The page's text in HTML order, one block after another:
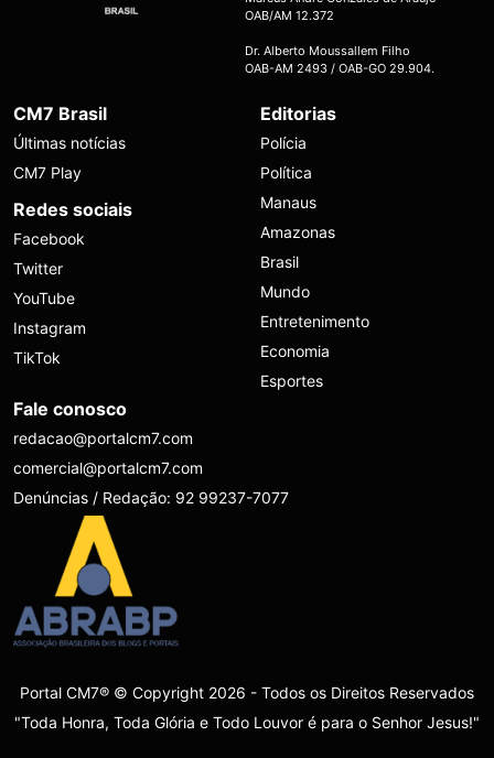
OAB/AM 12.372
Dr. Alberto Moussallem Filho
OAB-AM 2493 / OAB-GO 29.904.
CM7 Brasil
Últimas notícias
CM7 Play
Redes sociais
Facebook
Twitter
YouTube
Instagram
TikTok
Editorias
Polícia
Política
Manaus
Amazonas
Brasil
Mundo
Entretenimento
Economia
Esportes
Fale conosco
redacao@portalcm7.com
comercial@portalcm7.com
Denúncias / Redação: 92 99237-7077
Portal CM7® © Copyright 2026 - Todos os Direitos Reservados
"Toda Honra, Toda Glória e Todo Louvor é para o Senhor Jesus!"